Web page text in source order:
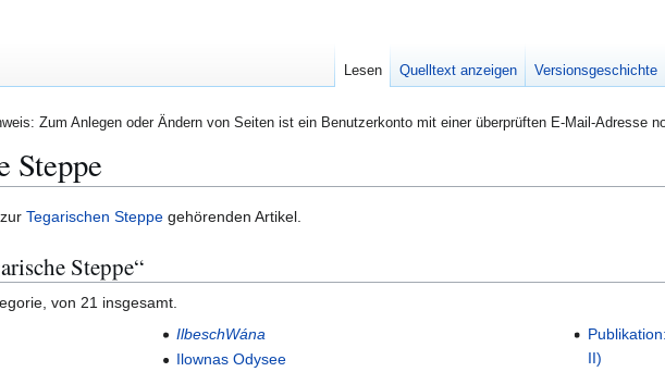
Zum Anlegen oder Ändern von Seiten ist ein Benutzerkonto mit einer überprüften E-Mail-Adresse
Steppe
Tegarischen Steppe gehörenden Artikel.
Steppe“
von 21 insgesamt.
IlbeschWána
Ilownas Odysee
II)
Lesen Quelltext anzeigen Versionsgeschichte